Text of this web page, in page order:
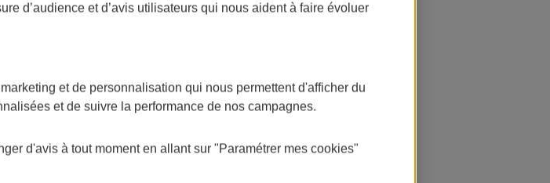
d’audience et d’avis utilisateurs qui nous aident à faire évoluer
marketing et de personnalisation qui nous permettent d'afficher du
et de suivre la performance de nos campagnes.
d'avis à tout moment en allant sur "Paramétrer mes cookies"